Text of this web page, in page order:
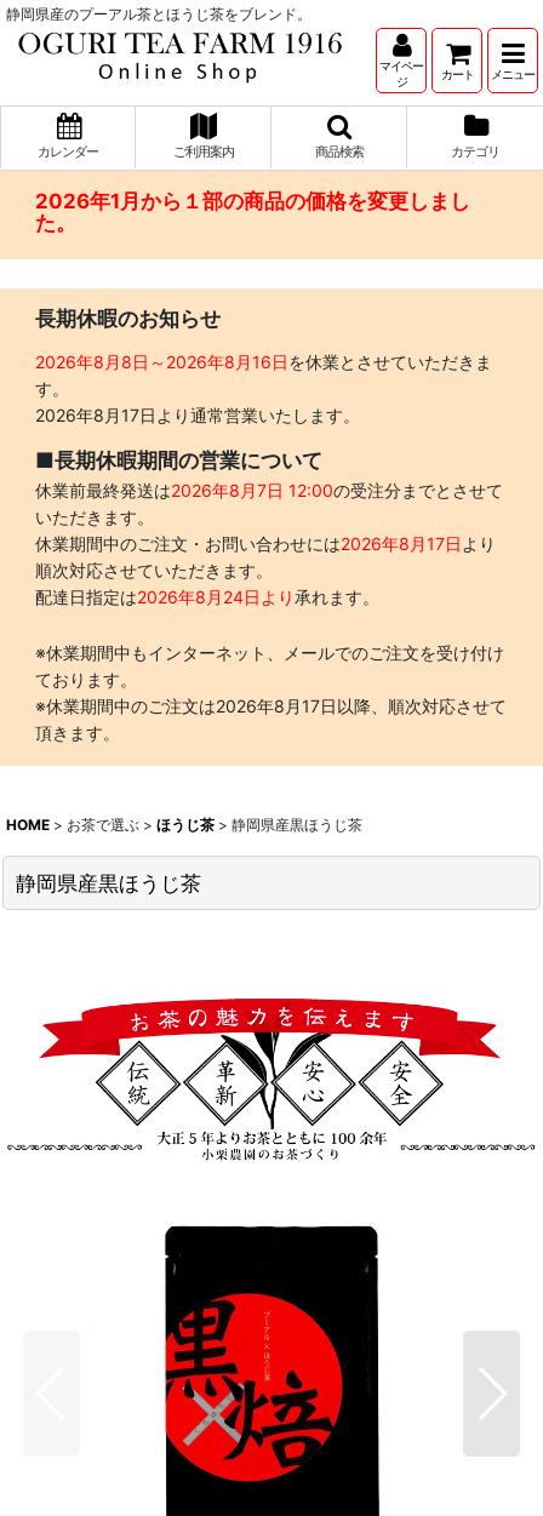
静岡県産のプーアル茶とほうじ茶をブレンド。
マイペー
ジ
カート メニュー
カレンダー ご利用案内 商品検索 カテゴリ
2026年1月から１部の商品の価格を変更しまし
た。
長期休暇のお知らせ
2026年8月8日～2026年8月16日を休業とさせていただきま
す。
2026年8月17日より通常営業いたします。
■長期休暇期間の営業について
休業前最終発送は2026年8月7日 12:00の受注分までとさせて
いただきます。
休業期間中のご注文・お問い合わせには2026年8月17日 より
順次対応させていただきます。
配達日指定は2026年8月24日より承れます。
※休業期間中もインターネット、メールでのご注文を受け付け
ております。
※休業期間中のご注文は2026年8月17日以降、順次対応させて
頂きます。
HOME > お茶で選ぶ > ほうじ茶 > 静岡県産黒ほうじ茶
静岡県産黒ほうじ茶